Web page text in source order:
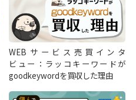
WEBサービス売買インタ
ビュー：ラッコキーワードが
goodkeywordを買収した理由